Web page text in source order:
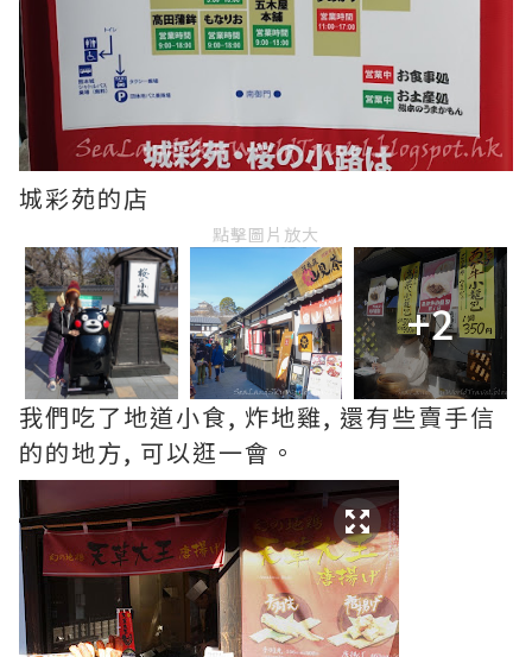
城彩苑的店
點擊圖片放大
+2
我們吃了地道小食, 炸地雞, 還有些賣手信
的的地方, 可以逛一會。